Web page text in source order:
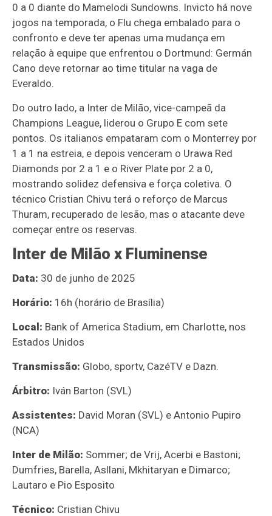
0 a 0 diante do Mamelodi Sundowns. Invicto há nove
jogos na temporada, o Flu chega embalado para o
confronto e deve ter apenas uma mudança em
relação à equipe que enfrentou o Dortmund: Germán
Cano deve retornar ao time titular na vaga de
Everaldo.
Do outro lado, a Inter de Milão, vice-campeã da
Champions League, liderou o Grupo E com sete
pontos. Os italianos empataram com o Monterrey por
1 a 1 na estreia, e depois venceram o Urawa Red
Diamonds por 2 a 1 e o River Plate por 2 a 0,
mostrando solidez defensiva e força coletiva. O
técnico Cristian Chivu terá o reforço de Marcus
Thuram, recuperado de lesão, mas o atacante deve
começar entre os reservas.
Inter de Milão x Fluminense
Data: 30 de junho de 2025
Horário: 16h (horário de Brasília)
Local: Bank of America Stadium, em Charlotte, nos
Estados Unidos
Transmissão: Globo, sportv, CazéTV e Dazn.
Árbitro: Iván Barton (SVL)
Assistentes: David Moran (SVL) e Antonio Pupiro
(NCA)
Inter de Milão: Sommer; de Vrij, Acerbi e Bastoni;
Dumfries, Barella, Asllani, Mkhitaryan e Dimarco;
Lautaro e Pio Esposito
Técnico: Cristian Chivu